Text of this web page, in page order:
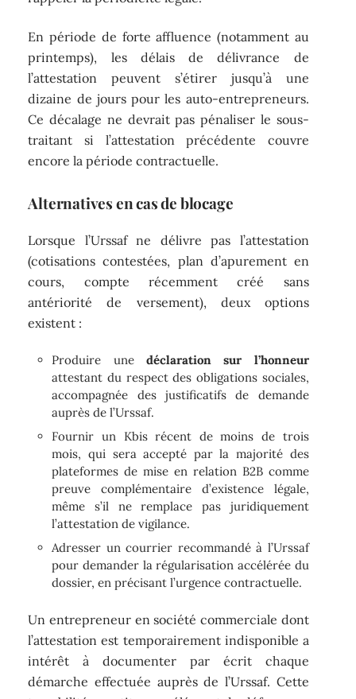
En période de forte affluence (notamment au
printemps), les délais de délivrance de
l’attestation peuvent s’étirer jusqu’à une
dizaine de jours pour les auto-entrepreneurs.
Ce décalage ne devrait pas pénaliser le sous-
traitant si l’attestation précédente couvre
encore la période contractuelle.
Alternatives en cas de blocage
Lorsque l’Urssaf ne délivre pas l’attestation
(cotisations contestées, plan d’apurement en
cours, compte récemment créé sans
antériorité de versement), deux options
existent :
Produire une déclaration sur l’honneur
attestant du respect des obligations sociales,
accompagnée des justificatifs de demande
auprès de l’Urssaf.
Fournir un Kbis récent de moins de trois
mois, qui sera accepté par la majorité des
plateformes de mise en relation B2B comme
preuve complémentaire d’existence légale,
même s’il ne remplace pas juridiquement
l’attestation de vigilance.
Adresser un courrier recommandé à l’Urssaf
pour demander la régularisation accélérée du
dossier, en précisant l’urgence contractuelle.
Un entrepreneur en société commerciale dont
l’attestation est temporairement indisponible a
intérêt à documenter par écrit chaque
démarche effectuée auprès de l’Urssaf. Cette